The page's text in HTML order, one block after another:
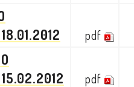
pdf
pdf